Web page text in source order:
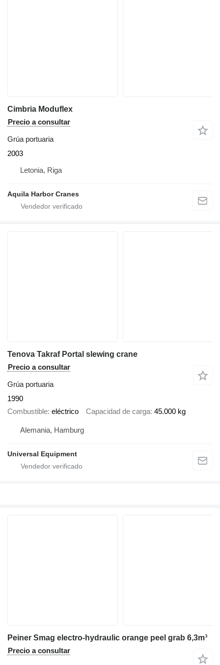
Cimbria Moduflex
Precio a consultar
Grúa portuaria
2003
Letonia, Riga
Aquila Harbor Cranes
Tenova Takraf Portal slewing crane
Precio a consultar
Grúa portuaria
1990
Combustible eléctrico Capacidad de carga 45.000 kg
Alemania, Hamburg
Universal Equipment
Peiner Smag electro-hydraulic orange peel grab 6,3m³
Precio a consultar